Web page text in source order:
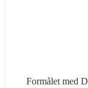
Formålet med